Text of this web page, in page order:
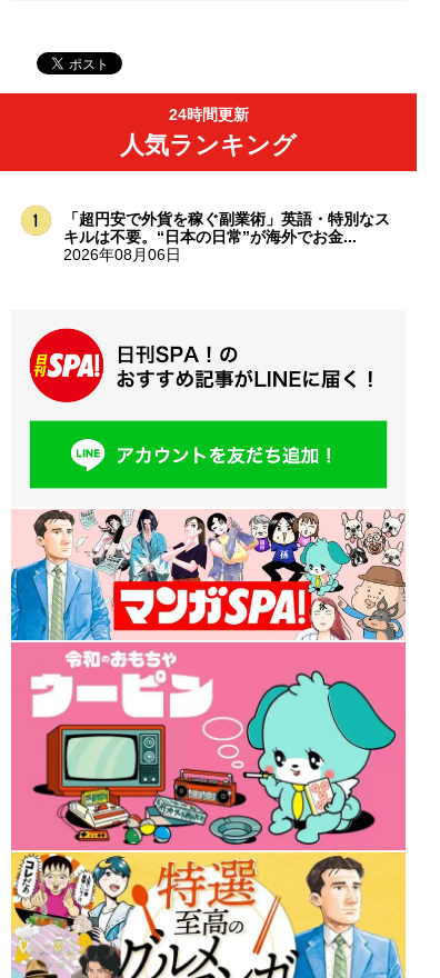
24時間更新
人気ランキング
「超円安で外貨を稼ぐ副業術」英語・特別なス
キルは不要。“日本の日常”が海外でお金...
2026年08月06日